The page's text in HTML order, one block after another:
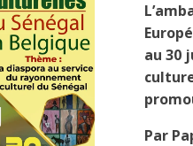
au 30
Par